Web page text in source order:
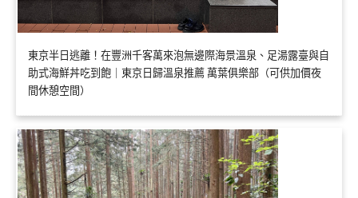
東京半日逃離！在豐洲千客萬來泡無邊際海景溫泉、足湯露臺與自
助式海鮮丼吃到飽｜東京日歸溫泉推薦 萬葉俱樂部（可供加價夜
間休憩空間）